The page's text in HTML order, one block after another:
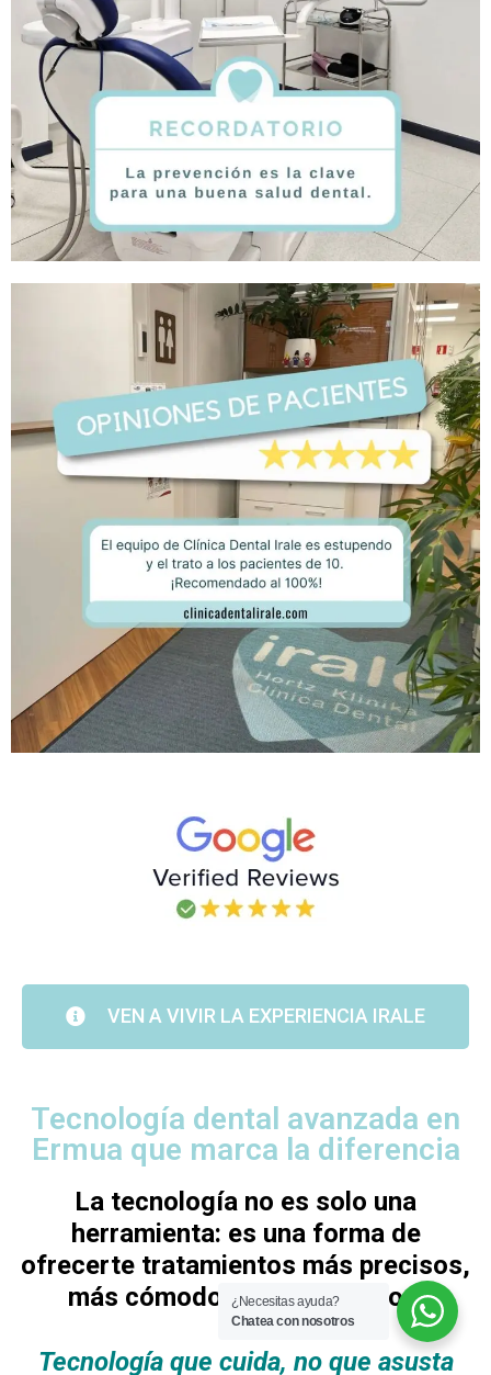
VEN A VIVIR LA EXPERIENCIA IRALE
Tecnología dental avanzada en
Ermua que marca la diferencia
La tecnología no es solo una
herramienta: es una forma de
ofrecerte tratamientos más precisos,
más cómodos y más seguros.
Tecnología que cuida, no que asusta
¿Necesitas ayuda?
Chatea con nosotros